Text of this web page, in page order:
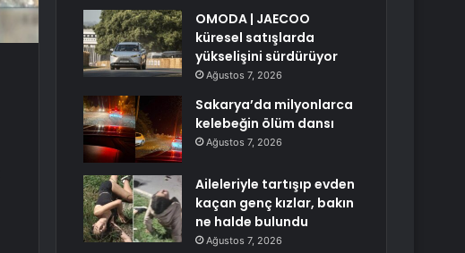
OMODA | JAECOO
küresel satışlarda
yükselişini sürdürüyor
Ağustos 7, 2026
Sakarya’da milyonlarca
kelebeğin ölüm dansı
Ağustos 7, 2026
Aileleriyle tartışıp evden
kaçan genç kızlar, bakın
ne halde bulundu
Ağustos 7, 2026